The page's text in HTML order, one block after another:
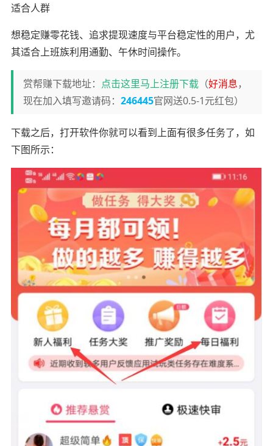
适合人群
想稳定赚零花钱、追求提现速度与平台稳定性的用户，尤
其适合上班族利用通勤、午休时间操作。
赏帮赚下载地址： 点击这里马上注册下载（好消息，
现在加入填写邀请码： 246445官网送0.5-1元红包）
下载之后，打开软件你就可以看到上面有很多任务了，如
下图所示：